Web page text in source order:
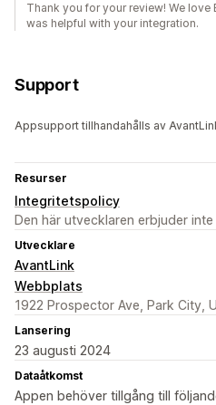
Thank you for your review! We
was helpful with your integration.
Support
Appsupport tillhandahålls av
Resurser
Integritetspolicy
Den här utvecklaren erbjuder
Utvecklare
AvantLink
Webbplats
1922 Prospector Ave, Park City,
Lansering
23 augusti 2024
Dataåtkomst
Appen behöver tillgång till